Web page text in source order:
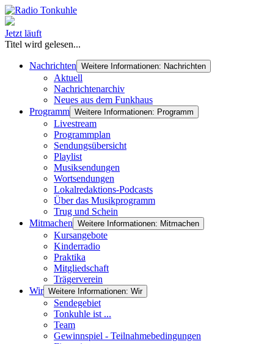
Jetzt läuft
Titel wird gelesen...
Nachrichten Weitere Informationen: Nachrichten
Aktuell
Nachrichtenarchiv
Neues aus dem Funkhaus
Programm Weitere Informationen: Programm
Livestream
Programmplan
Sendungsübersicht
Playlist
Musiksendungen
Wortsendungen
Lokalredaktions-Podcasts
Über das Musikprogramm
Trug und Schein
Mitmachen Weitere Informationen: Mitmachen
Kursangebote
Kinderradio
Praktika
Mitgliedschaft
Trägerverein
Wir Weitere Informationen: Wir
Sendegebiet
Tonkuhle ist ...
Team
Gewinnspiel - Teilnahmebedingungen